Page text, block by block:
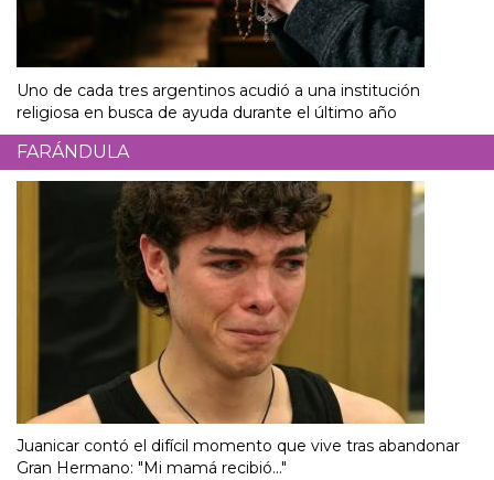
Uno de cada tres argentinos acudió a una institución
religiosa en busca de ayuda durante el último año
FARÁNDULA
Juanicar contó el difícil momento que vive tras abandonar
Gran Hermano: "Mi mamá recibió..."